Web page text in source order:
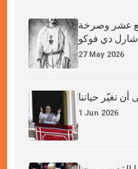
عشر وصرخة
دي فوكو
27 May 2026
أن تغيّر حياتنا
1 Jun 2026